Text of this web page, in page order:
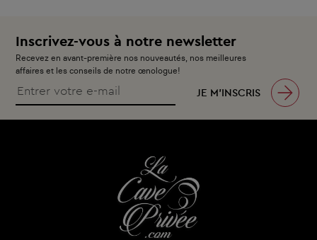
Inscrivez-vous à notre newsletter
Recevez en avant-première nos nouveautés, nos meilleures
affaires et les conseils de notre œnologue!
JE M’INSCRIS